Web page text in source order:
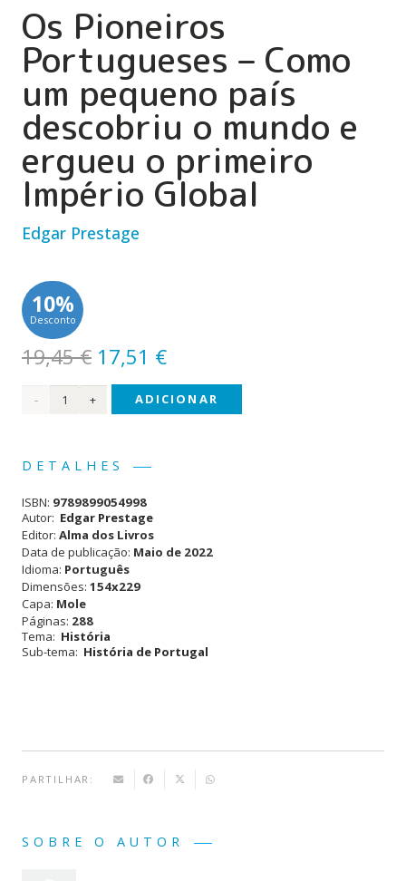
Os Pioneiros
Portugueses – Como
um pequeno país
descobriu o mundo e
ergueu o primeiro
Império Global
Edgar Prestage
10%
Desconto
19,45€ O
preço
original
19,45 €.
17,51 €O
preço
atual
Quantidade
Portugueses
-
Como
um
pequeno
país
e
ADICIONAR
DETALHES
ISBN: 9789899054998
Autor: Edgar Prestage
Editor: Alma dos Livros
Data de publicação: Maio de 2022
Idioma: Português
Dimensões: 154x229
Capa: Mole
Páginas: 288
Tema: História
Sub-tema: História de Portugal
PARTILHAR:
SOBRE O AUTOR